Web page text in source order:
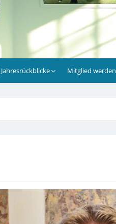
Jahresrückblicke Mitglied werden